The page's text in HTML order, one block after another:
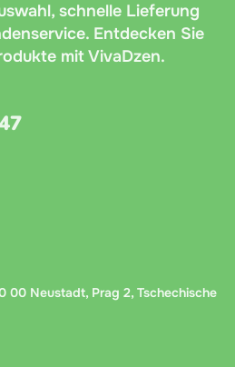
schnelle Lieferung
Entdecken Sie
mit VivaDzen.
00 Neustadt, Prag 2, Tschechische